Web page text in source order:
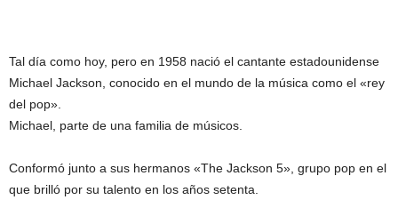
Tal día como hoy, pero en 1958 nació el cantante estadounidense
Michael Jackson, conocido en el mundo de la música como el «rey
del pop».
Michael, parte de una familia de músicos.
Conformó junto a sus hermanos «The Jackson 5», grupo pop en el
que brilló por su talento en los años setenta.